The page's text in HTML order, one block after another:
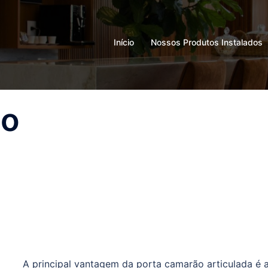
Início Nossos Produtos Instalados
A principal vantagem da porta camarão articulada é